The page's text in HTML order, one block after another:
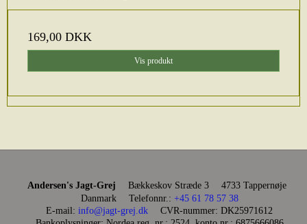
169,00 DKK
Vis produkt
Andersen's Jagt-Grej Bækkeskov Stræde 3
4733 Tappernøje
Danmark
Telefonnr. : +45 61 78 57 38
E-mail : info@jagt-grej.dk CVR-nummer: DK25971612